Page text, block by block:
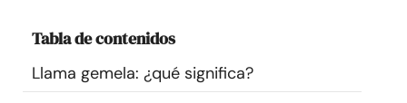
Comunidad
Encuentra un terapeuta
Tabla de contenidos
Llama gemela: ¿qué significa?